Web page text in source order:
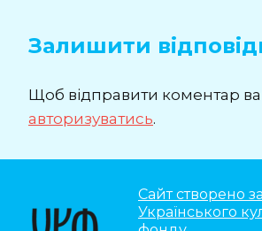
Залишити
Щоб відправити коментар
авторизуватись.
Сайт створено
Українського